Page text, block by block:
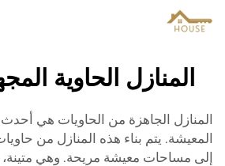
المنازل الحاوية
المنازل الجاهزة من الحاويات هي
المعيشة. يتم بناء هذه المنازل من
إلى مساحات معيشة مريحة. وهي متينة،